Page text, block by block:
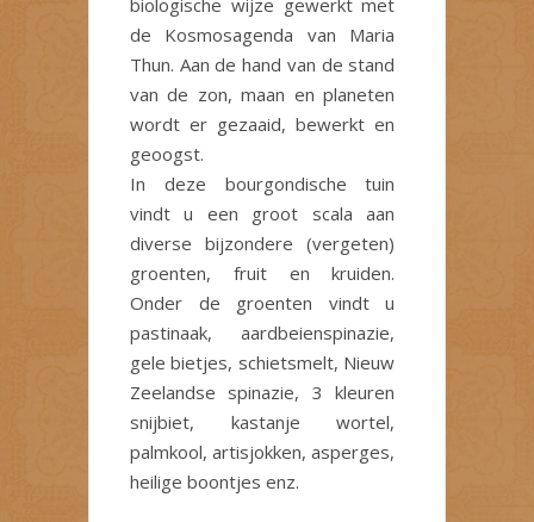
biologische wijze gewerkt met
de Kosmosagenda van Maria
Thun. Aan de hand van de stand
van de zon, maan en planeten
wordt er gezaaid, bewerkt en
geoogst.
In deze bourgondische tuin
vindt u een groot scala aan
diverse bijzondere (vergeten)
groenten, fruit en kruiden.
Onder de groenten vindt u
pastinaak, aardbeienspinazie,
gele bietjes, schietsmelt, Nieuw
Zeelandse spinazie, 3 kleuren
snijbiet, kastanje wortel,
palmkool, artisjokken, asperges,
heilige boontjes enz.